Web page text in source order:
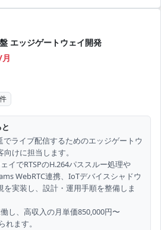
エッジゲートウェイ開発
ライブ配信するためのエッジゲートウ
けに担当します。
イでRTSPのH.264パススルー処理や
WebRTC連携、IoTデバイスシャドウ
を実装し、設計・運用手順を整備しま
し、高収入の月単価850,000円〜
れます。